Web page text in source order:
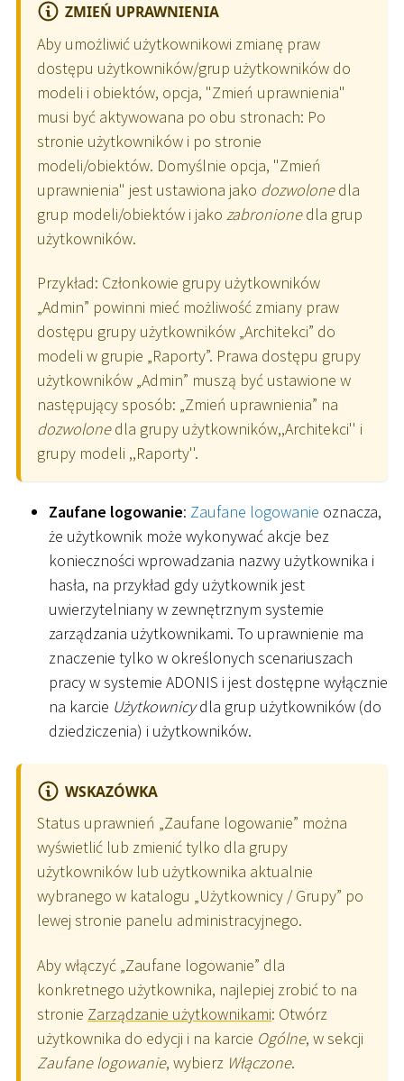
ZMIEŃ UPRAWNIENIA
Aby umożliwić użytkownikowi zmianę praw
dostępu użytkowników/grup użytkowników do
modeli i obiektów, opcja, "Zmień uprawnienia"
musi być aktywowana po obu stronach: Po
stronie użytkowników i po stronie
modeli/obiektów. Domyślnie opcja, "Zmień
uprawnienia" jest ustawiona jako dozwolonedla
grup modeli/obiektów i jako zabronionedla grup
użytkowników.
Przykład: Członkowie grupy użytkowników
„Admin” powinni mieć możliwość zmiany praw
dostępu grupy użytkowników „Architekci” do
modeli w grupie „Raporty”. Prawa dostępu grupy
użytkowników „Admin” muszą być ustawione w
następujący sposób: „Zmień uprawnienia” na
dozwolonedla grupy użytkowników,,Architekci'' i
grupy modeli ,,Raporty''.
Zaufane logowanie: Zaufane logowanie oznacza,
że użytkownik może wykonywać akcje bez
konieczności wprowadzania nazwy użytkownika i
hasła, na przykład gdy użytkownik jest
uwierzytelniany w zewnętrznym systemie
zarządzania użytkownikami. To uprawnienie ma
znaczenie tylko w określonych scenariuszach
pracy w systemie ADONIS i jest dostępne wyłącznie
na karcie Użytkownicydla grup użytkowników (do
dziedziczenia) i użytkowników.
WSKAZÓWKA
Status uprawnień „Zaufane logowanie” można
wyświetlić lub zmienić tylko dla grupy
użytkowników lub użytkownika aktualnie
wybranego w katalogu „Użytkownicy / Grupy” po
lewej stronie panelu administracyjnego.
Aby włączyć „Zaufane logowanie” dla
konkretnego użytkownika, najlepiej zrobić to na
stronie Zarządzanie użytkownikami: Otwórz
użytkownika do edycji i na karcie Ogólne, w sekcji
Zaufane logowanie, wybierz Włączone.